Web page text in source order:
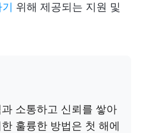
위해 제공되는 지원 및
소통하고 신뢰를 쌓아
훌륭한 방법은 첫 해에